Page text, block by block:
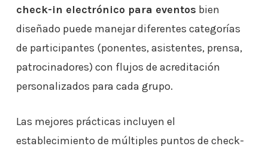
check-in electrónico para eventos bien
diseñado puede manejar diferentes categorías
de participantes (ponentes, asistentes, prensa,
patrocinadores) con flujos de acreditación
personalizados para cada grupo.
Las mejores prácticas incluyen el
establecimiento de múltiples puntos de check-